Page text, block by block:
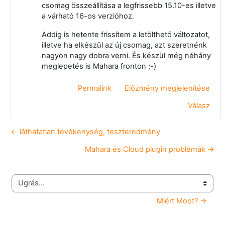
csomag összeállítása a legfrissebb 15.10-es illetve
a várható 16-os verzióhoz.
Addig is hetente frissítem a letölthető változatot,
illetve ha elkészül az új csomag, azt szeretnénk
nagyon nagy dobra verni. És készül még néhány
meglepetés is Mahara fronton ;-)
Permalink
Előzmény megjelenítése
Válasz
← láthatatlan tevékenység, teszteredmény
Mahara és Cloud plugin problémák →
Ugrás...
Miért Moot? →